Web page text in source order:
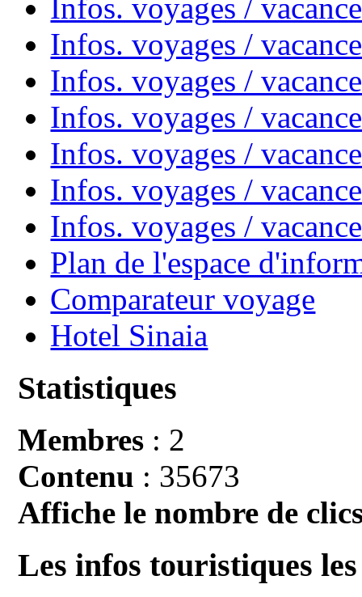
Infos. voyages /
Infos. voyages /
Infos. voyages /
Infos. voyages /
Infos. voyages /
Infos. voyages /
Infos. voyages /
Plan de l'espace
Comparateur voyage
Hotel Sinaia
Statistiques
Membres : 2
Contenu : 35673
Affiche le nombre de
Les infos touristiques